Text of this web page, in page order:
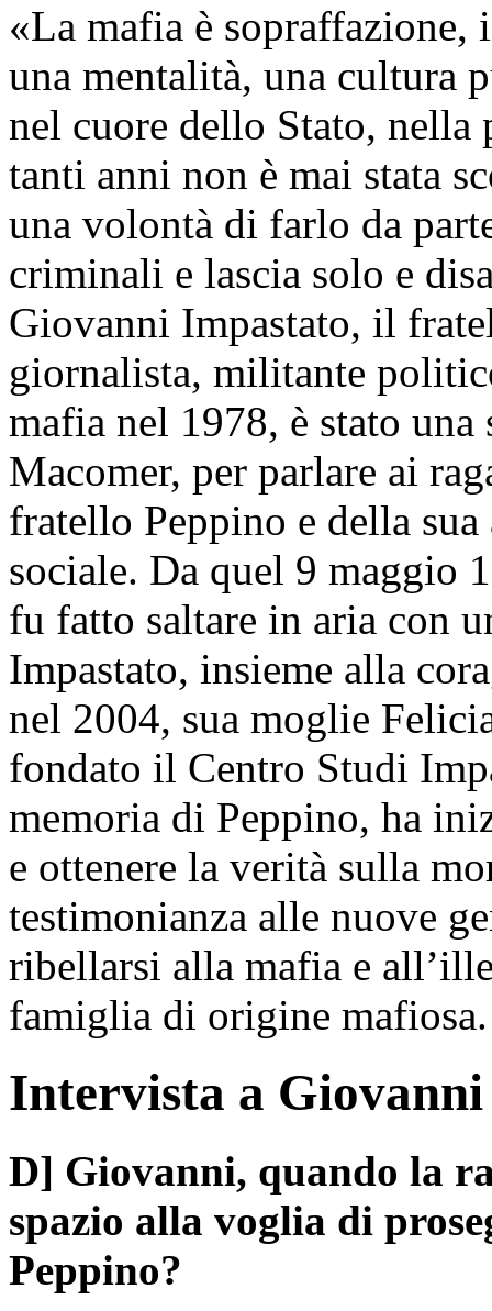
«La mafia è
una mentalità, una cultura
nel cuore dello Stato, nella
tanti anni non è mai stata
una volontà di farlo da
criminali e lascia solo e
Giovanni Impastato, il
giornalista, militante
mafia nel 1978, è stato una
Macomer, per parlare ai
fratello Peppino e della
sociale. Da quel 9 maggio
fu fatto saltare in aria con
Impastato, insieme alla
nel 2004, sua moglie
fondato il Centro Studi
memoria di Peppino, ha
e ottenere la verità sulla
testimonianza alle nuove
ribellarsi alla mafia e
famiglia di origine mafiosa.
Intervista a
D] Giovanni, quando la
spazio alla voglia di
Peppino?